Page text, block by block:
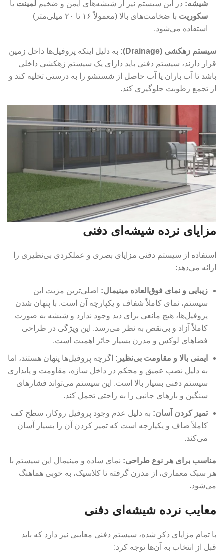
شیشه: در این سیستم نیز از شیشه‌های ایمن و ضخیم لمینت یا
سکوریت
با ضخامت‌های بالا (معمولاً ۱۶ تا ۲۰ میلی‌متر)
استفاده می‌شود.
سیستم زهکشی (Drainage):
به دلیل اینکه پروفیل‌ها داخل زمین
قرار دارند، سیستم دفنی باید دارای یک سیستم زهکشی داخلی
باشد تا آب باران یا آب حاصل از شستشو را به درستی تخلیه کند و
از تجمع رطوبت جلوگیری کند.
مزایای نرده شیشه‌ای دفنی
استفاده از سیستم دفنی مزایای بصری و عملکردی بی‌نظیری را
ارائه می‌دهد:
زیبایی و نمای فوق‌العاده مینیمال: اصلی‌ترین مزیت این
سیستم، نمای کاملاً شفاف و یکپارچه آن است. با پنهان شدن
پروفیل‌ها، هیچ مانعی برای دید وجود ندارد و شیشه به صورت
کاملاً آزاد و بی‌نقص به نظر می‌رسد. این ویژگی در طراحی
فضاهای لوکس و مدرن بسیار حائز اهمیت است.
ایمنی بالا و مقاومت بی‌نظیر : اگرچه پروفیل‌ها پنهان هستند، اما
به دلیل نصب عمیق و محکم در داخل سازه، مقاومت و پایداری
سیستم دفنی بسیار بالا است. این سیستم می‌تواند فشارهای
سنگین و بارهای جانبی را به راحتی تحمل کند.
تمیز کردن آسان: به دلیل عدم وجود پروفیل روکار، سطح کف
کاملاً صاف و یکپارچه است که تمیز کردن آن را بسیار آسان
می‌کند.
مناسب برای هر نوع طراحی: نمای ساده و مینیمال این سیستم با
هر سبک معماری، از مدرن گرفته تا کلاسیک، به خوبی هماهنگ
می‌شود.
معایب نرده شیشه‌ای دفنی
با تمام مزایای ذکر شده، سیستم دفنی معایبی نیز دارد که باید
قبل از انتخاب به آن‌ها توجه کرد: